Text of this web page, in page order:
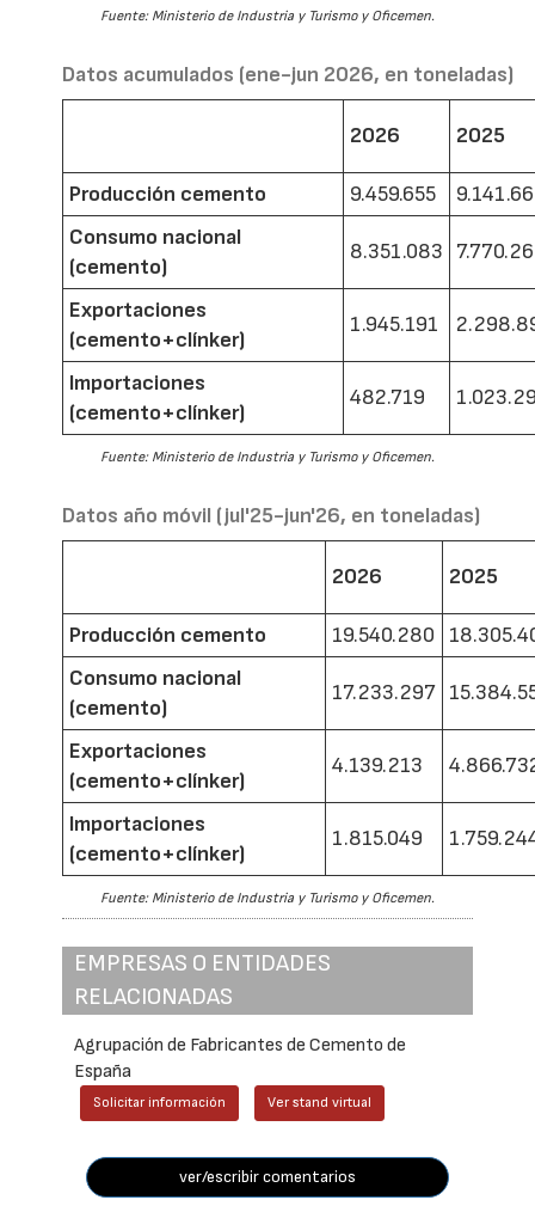
Fuente: Ministerio de Industria y Turismo y Oficemen.
Datos acumulados (ene-jun 2026, en toneladas)
2026 2025
Producción cemento 9.459.655
Consumo nacional
(cemento)
8.351.083
Exportaciones
(cemento+clínker)
1.945.191
Importaciones
(cemento+clínker)
482.719
Fuente: Ministerio de Industria y Turismo y Oficemen.
Datos año móvil (jul'25-jun'26, en toneladas)
2026 2025
Producción cemento 19.540.280
Consumo nacional
(cemento)
17.233.297
Exportaciones
(cemento+clínker)
4.139.213
Importaciones
(cemento+clínker)
1.815.049
Fuente: Ministerio de Industria y Turismo y Oficemen.
EMPRESAS O ENTIDADES
RELACIONADAS
Agrupación de Fabricantes de Cemento de
España
Solicitar información Ver stand virtual
ver/escribir comentarios